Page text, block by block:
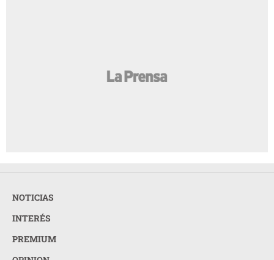
NOTICIAS
INTERÉS
PREMIUM